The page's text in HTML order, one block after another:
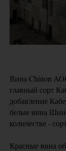
Вина Chinon
главный сорт
добавление
белые вина
количестве -
Красные вина